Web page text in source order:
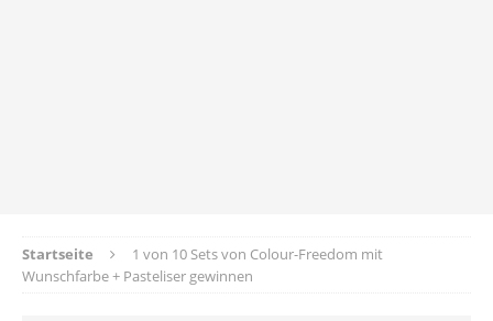
Startseite
1 von 10 Sets von Colour-Freedom mit
Wunschfarbe + Pasteliser gewinnen